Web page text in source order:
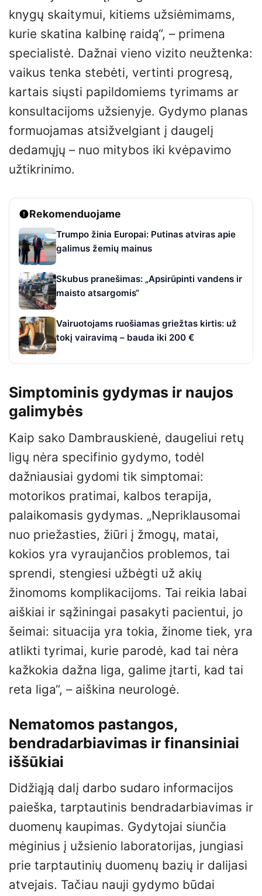
knygų skaitymui, kitiems užsiėmimams,
kurie skatina kalbinę raidą“, – primena
specialistė. Dažnai vieno vizito neužtenka:
vaikus tenka stebėti, vertinti progresą,
kartais siųsti papildomiems tyrimams ar
konsultacijoms užsienyje. Gydymo planas
formuojamas atsižvelgiant į daugelį
dedamųjų – nuo mitybos iki kvėpavimo
užtikrinimo.
Rekomenduojame
Trumpo žinia Europai: Putinas atviras apie
galimus žemių mainus
Skubus pranešimas: „Apsirūpinti vandens ir
maisto atsargomis“
Vairuotojams ruošiamas griežtas kirtis: už
tokį vairavimą – bauda iki 200 €
Simptominis gydymas ir naujos
galimybės
Kaip sako Dambrauskienė, daugeliui retų
ligų nėra specifinio gydymo, todėl
dažniausiai gydomi tik simptomai:
motorikos pratimai, kalbos terapija,
palaikomasis gydymas. „Nepriklausomai
nuo priežasties, žiūri į žmogų, matai,
kokios yra vyraujančios problemos, tai
sprendi, stengiesi užbėgti už akių
žinomoms komplikacijoms. Tai reikia labai
aiškiai ir sąžiningai pasakyti pacientui, jo
šeimai: situacija yra tokia, žinome tiek, yra
atlikti tyrimai, kurie parodė, kad tai nėra
kažkokia dažna liga, galime įtarti, kad tai
reta liga“, – aiškina neurologė.
Nematomos pastangos,
bendradarbiavimas ir finansiniai
iššūkiai
Didžiąją dalį darbo sudaro informacijos
paieška, tarptautinis bendradarbiavimas ir
duomenų kaupimas. Gydytojai siunčia
mėginius į užsienio laboratorijas, jungiasi
prie tarptautinių duomenų bazių ir dalijasi
atvejais. Tačiau nauji gydymo būdai